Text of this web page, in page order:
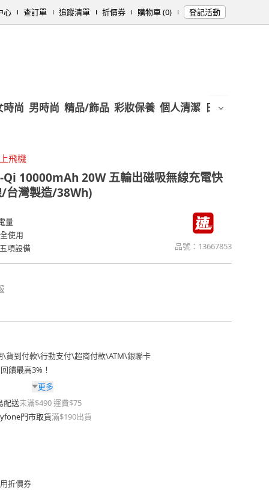
心 查訂單 追蹤清單 折價券 購物車 (0) 登記活動
時尚 男時尚 精品/飾品 彩妝保養 個人清潔 日用/紙品
飛機
10000mAh 20W 五輸出磁吸無線充電快
台灣製造/38Wh)
量
使用
項設備
品號： 13667853
\貨到付款\行動支付\超商付款\ATM\銀聯卡
饋最高3%！
更多
配送未滿$490 運費$75
門市取貨滿$190出貨
折價券